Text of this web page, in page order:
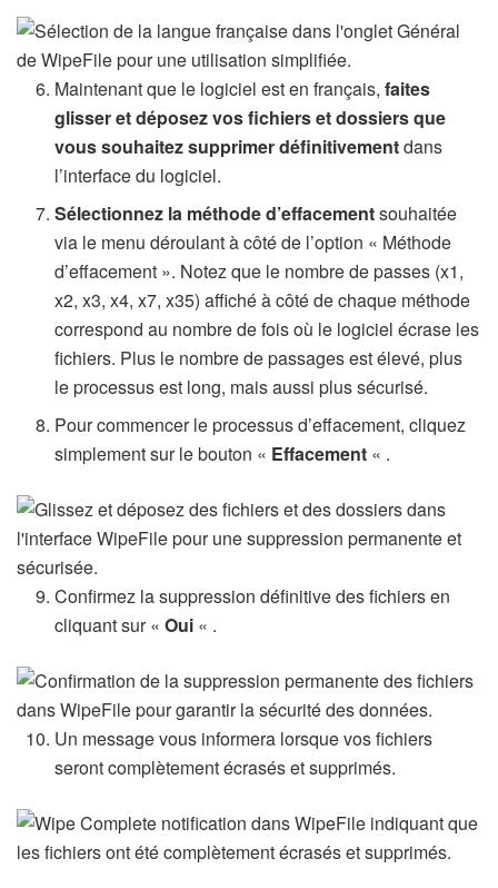
Maintenant que le logiciel est en français,faites
glisser et déposez vos fichiers et dossiers que
vous souhaitez supprimer définitivementdans
l’interface du logiciel.
Sélectionnez la méthode d’effacementsouhaitée
via le menu déroulant à côté de l’option « Méthode
d’effacement ». Notez que le nombre de passes (x1,
x2, x3, x4, x7, x35) affiché à côté de chaque méthode
correspond au nombre de fois où le logiciel écrase les
fichiers. Plus le nombre de passages est élevé, plus
le processus est long, mais aussi plus sécurisé.
Pour commencer le processus d’effacement, cliquez
simplement sur le bouton « Effacement « .
Confirmez la suppression définitive des fichiers en
cliquant sur «Oui « .
Un message vous informera lorsque vos fichiers
seront complètement écrasés et supprimés.